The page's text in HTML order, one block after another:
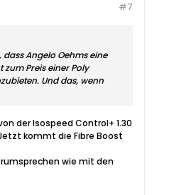
#7
Angelo Oehms eine
Preis einer Poly
Und das, wenn
der Isospeed Control+ 1.30
kommt die Fibre Boost
wie mit den